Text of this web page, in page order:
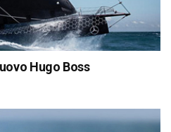
Hugo Boss